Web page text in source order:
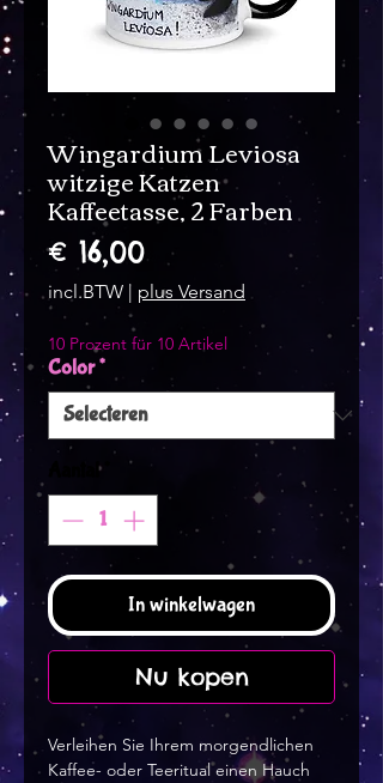
Wingardium Leviosa
witzige Katzen
Kaffeetasse, 2 Farben
€ 16,00Prijs
incl.BTW | plus Versand
10 Prozent für 10 Artikel
Color*
In winkelwagen
Nu kopen
Verleihen Sie Ihrem morgendlichen
Kaffee- oder Teeritual einen Hauch